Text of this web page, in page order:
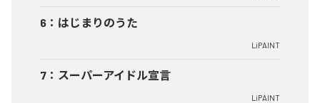
6 ： はじまりのうた
LiPAINT
7 ： スーパーアイドル宣言
LiPAINT